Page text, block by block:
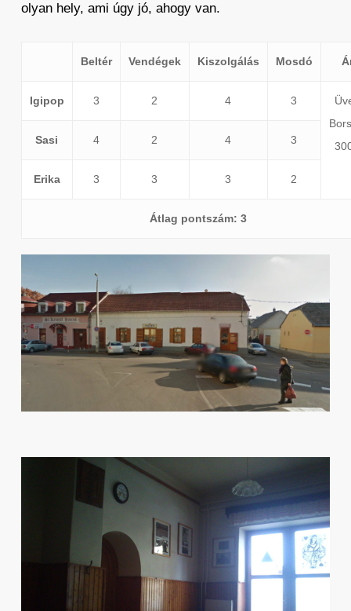
olyan hely, ami úgy jó, ahogy van.
Beltér Vendégek Kiszolgálás Mosdó
Igipop 3 2 4 3
Sasi 4 2 4 3
Erika 3 3 3 2
Átlag pontszám: 3